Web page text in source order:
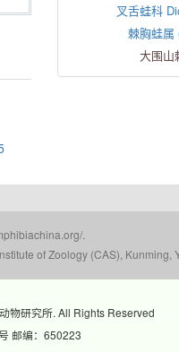
叉舌蛙科
棘胸蛙属
大围
.
of Zoology (CAS), Kunming,
物研究所. All Rights Reserved
邮编：650223